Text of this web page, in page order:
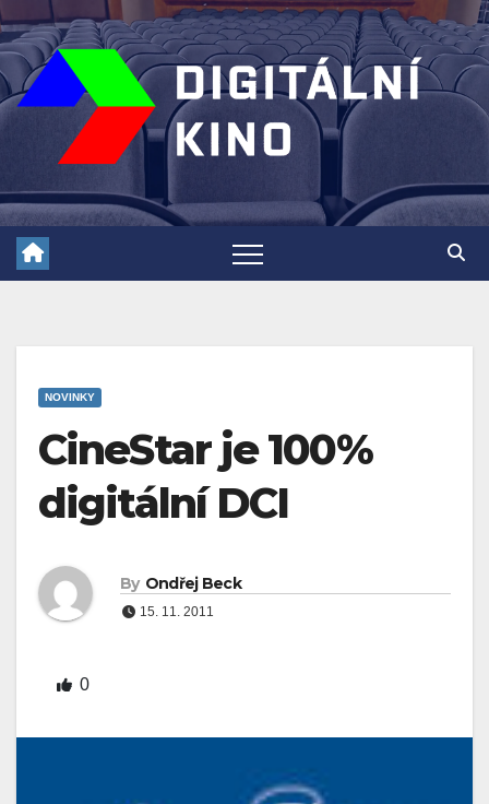
Skip
to
content
NOVINKY
CineStar je 100%
digitální DCI
By Ondřej Beck
15. 11. 2011
0